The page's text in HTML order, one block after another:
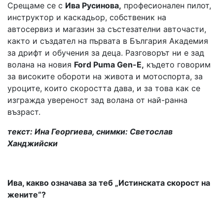
Срещаме се с Ива Русинова, професионален пилот,
инструктор и каскадьор, собственик на
автосервиз и магазин за състезателни авточасти,
както и създател на първата в България Академия
за дрифт и обучения за деца. Разговорът ни е зад
волана на новия Ford Puma Gen-E, където говорим
за високите обороти на живота и мотоспорта, за
уроците, които скоростта дава, и за това как се
изгражда увереност зад волана от най-ранна
възраст.
текст: Ина Георгиева, снимки: Светослав
Ханджийски
Ива, какво означава за теб „Истинската скорост на
жените“?